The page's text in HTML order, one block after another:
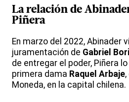
La relación de
Piñera
En marzo del 2022, Abinader
juramentación de Gabriel
de entregar el poder, Piñera
primera dama Raquel Arbaje
Moneda, en la capital chilena.